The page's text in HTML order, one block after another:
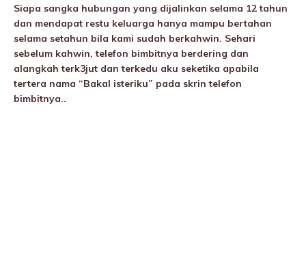
Siapa sangka hubungan yang dijalinkan selama 12 tahun
dan mendapat restu keluarga hanya mampu bertahan
selama setahun bila kami sudah berkahwin. Sehari
sebelum kahwin, telefon bimbitnya berdering dan
alangkah terk3jut dan terkedu aku seketika apabila
tertera nama “Bakal isteriku” pada skrin telefon
bimbitnya..